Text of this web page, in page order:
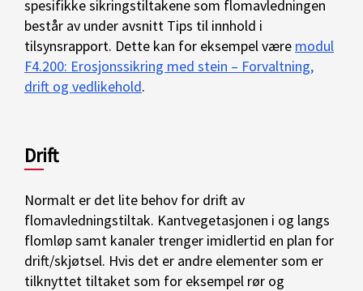
spesifikke sikringstiltakene som flomavledningen
består av under avsnitt Tips til innhold i
tilsynsrapport. Dette kan for eksempel være modul
F4.200: Erosjonssikring med stein – Forvaltning,
drift og vedlikehold.
Drift
Normalt er det lite behov for drift av
flomavledningstiltak. Kantvegetasjonen i og langs
flomløp samt kanaler trenger imidlertid en plan for
drift/skjøtsel. Hvis det er andre elementer som er
tilknyttet tiltaket som for eksempel rør og